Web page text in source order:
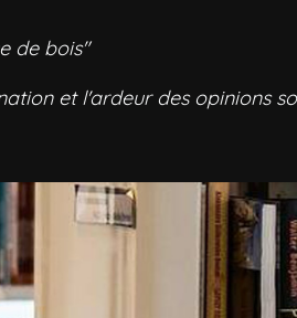
de bois"
et l'ardeur des opinions